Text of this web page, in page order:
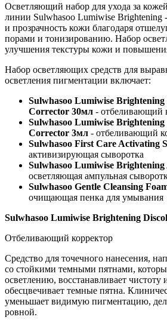
Осветляющий набор для ухода за
линии Sulwhasoo Lumiwise Brightening
и прозрачность кожи благодаря
порами и тонизированию. Набор
улучшения текстуры кожи и
Набор осветляющих средств для
осветления пигментации включает:
Sulwhasoo Lumiwise Brightening
Corrector 30мл - отбеливающий
Sulwhasoo Lumiwise Brightening
Corrector 3мл - отбеливающий
Sulwhasoo First Care Activating
активизирующая сыворотка
Sulwhasoo Lumiwise
осветляющая ампульная
Sulwhasoo Gentle Cleansing
очищающая пенка для умывания
Sulwhasoo Lumiwise Brightening
Отбеливающий корректор
Средство для точечного нанесения,
со стойкими темными пятнами,
осветлению, восстанавливает
обесцвечивает темные пятна.
уменьшает видимую пигментацию,
ровной.